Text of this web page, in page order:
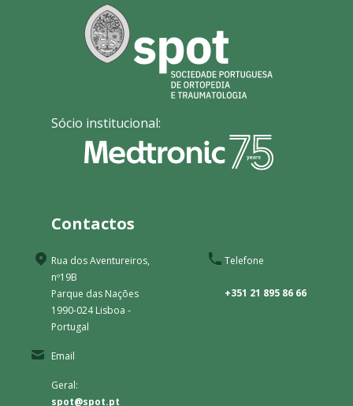
Sócio institucional:
Contactos
Rua dos Aventureiros,
nº19B
Parque das Nações
1990-024 Lisboa -
Portugal
Telefone
+351 21 895 86 66
Email
Geral:
spot@spot.pt